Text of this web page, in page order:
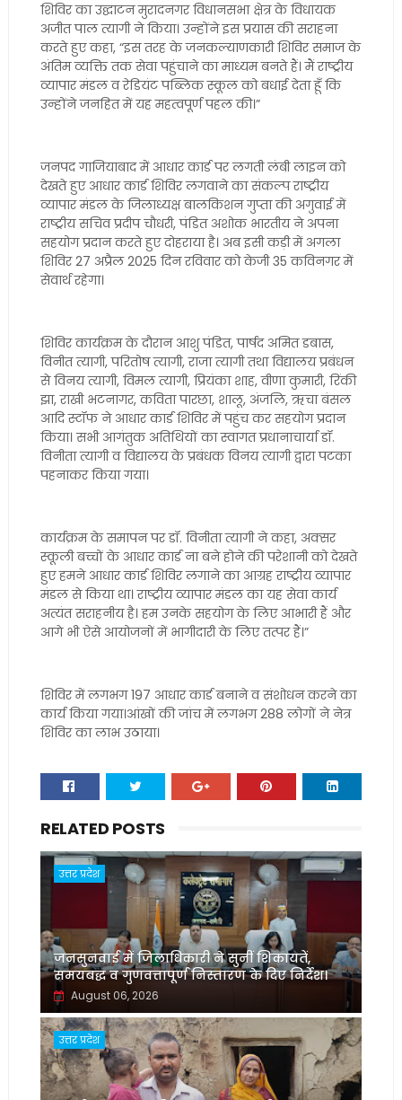
शिविर का उद्घाटन मुरादनगर विधानसभा क्षेत्र के विधायक
अजीत पाल त्यागी ने किया। उन्होंने इस प्रयास की सराहना
करते हुए कहा, “इस तरह के जनकल्याणकारी शिविर समाज के
अंतिम व्यक्ति तक सेवा पहुंचाने का माध्यम बनते हैं। मैं राष्ट्रीय
व्यापार मंडल व रेडियंट पब्लिक स्कूल को बधाई देता हूँ कि
उन्होंने जनहित में यह महत्वपूर्ण पहल की।”
जनपद गाजियाबाद में आधार कार्ड पर लगती लंबी लाइन को
देखते हुए आधार कार्ड शिविर लगवाने का संकल्प राष्ट्रीय
व्यापार मंडल के जिलाध्यक्ष बालकिशन गुप्ता की अगुवाई में
राष्ट्रीय सचिव प्रदीप चौधरी, पंडित अशोक भारतीय ने अपना
सहयोग प्रदान करते हुए दोहराया है। अब इसी कड़ी में अगला
शिविर 27 अप्रैल 2025 दिन रविवार को केजी 35 कविनगर में
सेवार्थ रहेगा।
शिविर कार्यक्रम के दौरान आशु पंडित, पार्षद अमित डबास,
विनीत त्यागी, परितोष त्यागी, राजा त्यागी तथा विद्यालय प्रबंधन
से विनय त्यागी, विमल त्यागी, प्रियंका शाह, वीणा कुमारी, रिंकी
झा, राखी भटनागर, कविता पारछा, शालू, अंजलि, ऋचा बंसल
आदि स्टॉफ ने आधार कार्ड शिविर में पहुंच कर सहयोग प्रदान
किया। सभी आगंतुक अतिथियों का स्वागत प्रधानाचार्या डॉ.
विनीता त्यागी व विद्यालय के प्रबंधक विनय त्यागी द्वारा पटका
पहनाकर किया गया।
कार्यक्रम के समापन पर डॉ. विनीता त्यागी ने कहा, अक्सर
स्कूली बच्चों के आधार कार्ड ना बने होने की परेशानी को देखते
हुए हमने आधार कार्ड शिविर लगाने का आग्रह राष्ट्रीय व्यापार
मंडल से किया था। राष्ट्रीय व्यापार मंडल का यह सेवा कार्य
अत्यंत सराहनीय है। हम उनके सहयोग के लिए आभारी हैं और
आगे भी ऐसे आयोजनों में भागीदारी के लिए तत्पर हैं।”
शिविर में लगभग 197 आधार कार्ड बनाने व संशोधन करने का
कार्य किया गया।आंखों की जांच में लगभग 288 लोगों ने नेत्र
शिविर का लाभ उठाया।
RELATED POSTS
उत्तर प्रदेश
जनसुनवाई में जिलाधिकारी ने सुनीं शिकायतें,
समयबद्ध व गुणवत्तापूर्ण निस्तारण के दिए निर्देश।
August 06, 2026
उत्तर प्रदेश